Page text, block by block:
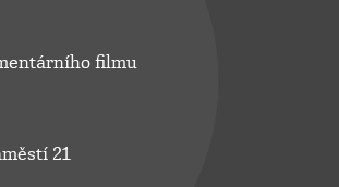
filmu
21